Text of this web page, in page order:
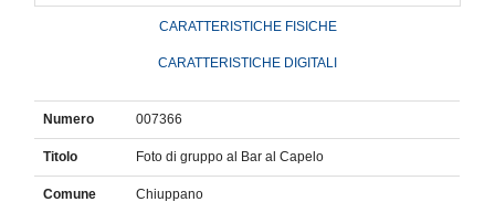
CARATTERISTICHE FISICHE
CARATTERISTICHE DIGITALI
Numero 007366
Titolo Foto di gruppo al Bar al Capelo
Comune Chiuppano